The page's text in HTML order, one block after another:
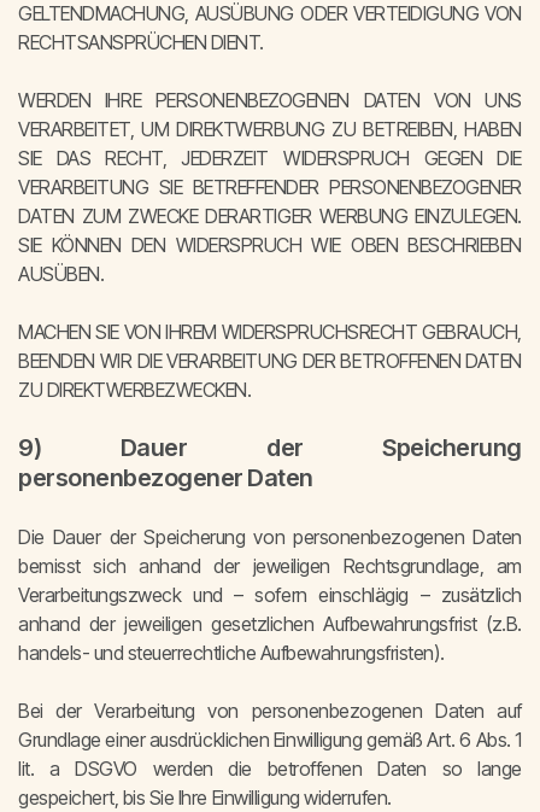
GELTENDMACHUNG, AUSÜBUNG ODER VERTEIDIGUNG VON
RECHTSANSPRÜCHEN DIENT.
WERDEN IHRE PERSONENBEZOGENEN DATEN VON UNS
VERARBEITET, UM DIREKTWERBUNG ZU BETREIBEN, HABEN
SIE DAS RECHT, JEDERZEIT WIDERSPRUCH GEGEN DIE
VERARBEITUNG SIE BETREFFENDER PERSONENBEZOGENER
DATEN ZUM ZWECKE DERARTIGER WERBUNG EINZULEGEN.
SIE KÖNNEN DEN WIDERSPRUCH WIE OBEN BESCHRIEBEN
AUSÜBEN.
MACHEN SIE VON IHREM WIDERSPRUCHSRECHT GEBRAUCH,
BEENDEN WIR DIE VERARBEITUNG DER BETROFFENEN DATEN
ZU DIREKTWERBEZWECKEN.
9) Dauer der Speicherung
personenbezogener Daten
Die Dauer der Speicherung von personenbezogenen Daten
bemisst sich anhand der jeweiligen Rechtsgrundlage, am
Verarbeitungszweck und – sofern einschlägig – zusätzlich
anhand der jeweiligen gesetzlichen Aufbewahrungsfrist (z.B.
handels- und steuerrechtliche Aufbewahrungsfristen).
Bei der Verarbeitung von personenbezogenen Daten auf
Grundlage einer ausdrücklichen Einwilligung gemäß Art. 6 Abs. 1
lit. a DSGVO werden die betroffenen Daten so lange
gespeichert, bis Sie Ihre Einwilligung widerrufen.